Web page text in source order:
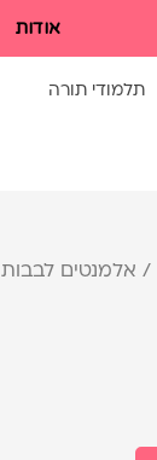
אודות
תלמודי תורה
/ אלמנטים לבבות